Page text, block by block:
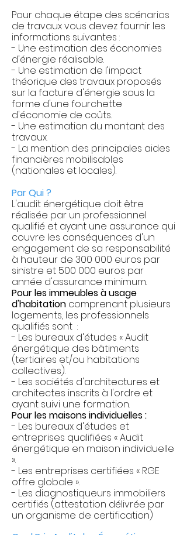
Pour chaque étape des scénarios
de travaux vous devez fournir les
informations suivantes :
- Une estimation des économies
d'énergie réalisable.
- Une estimation de l'impact
théorique des travaux proposés
sur la facture d'énergie sous la
forme d'une fourchette
d'économie de coûts.
- Une estimation du montant des
travaux.
- La mention des principales aides
financières mobilisables
(nationales et locales).
Par Qui ?
L'audit énergétique doit être
réalisée par un professionnel
qualifié et ayant une assurance qui
couvre les conséquences d'un
engagement de sa responsabilité
à hauteur de 300 000 euros par
sinistre et 500 000 euros par
année d'assurance minimum.
Pour les immeubles à usage
d'habitation comprenant plusieurs
logements, les professionnels
qualifiés sont :
- Les bureaux d'études « Audit
énergétique des bâtiments
(tertiaires et/ou habitations
collectives).
- Les sociétés d'architectures et
architectes inscrits à l'ordre et
ayant suivi une formation.
Pour les maisons individuelles :
- Les bureaux d'études et
entreprises qualifiées « Audit
énergétique en maison individuelle
».
- Les entreprises certifiées « RGE
offre globale ».
- Les diagnostiqueurs immobiliers
certifiés (attestation délivrée par
un organisme de certification)